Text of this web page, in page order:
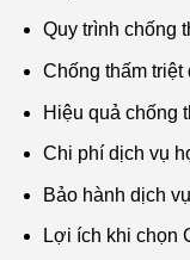
Quy trình chống
Chống thấm triệt
Hiệu quả chống
Chi phí dịch vụ
Bảo hành dịch
Lợi ích khi chọn